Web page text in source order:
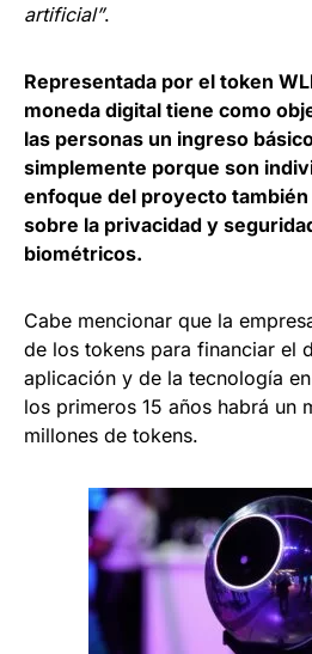
artificial”.
Representada por el token
moneda digital tiene como
las personas un ingreso
simplemente porque son
enfoque del proyecto
sobre la privacidad y
biométricos.
Cabe mencionar que la
de los tokens para financiar el
aplicación y de la tecnología
los primeros 15 años habrá un
millones de tokens.